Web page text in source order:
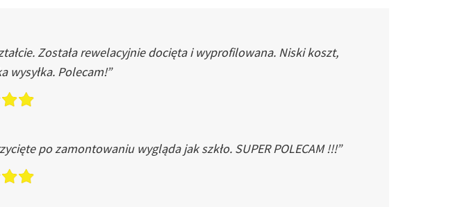
Została rewelacyjnie docięta i wyprofilowana. Niski koszt,
wysyłka. Polecam!”
po zamontowaniu wygląda jak szkło. SUPER POLECAM !!!”